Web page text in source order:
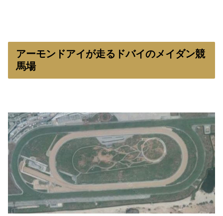
アーモンドアイが走るドバイのメイダン競
馬場